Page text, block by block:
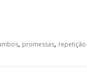
, promessas, repetição